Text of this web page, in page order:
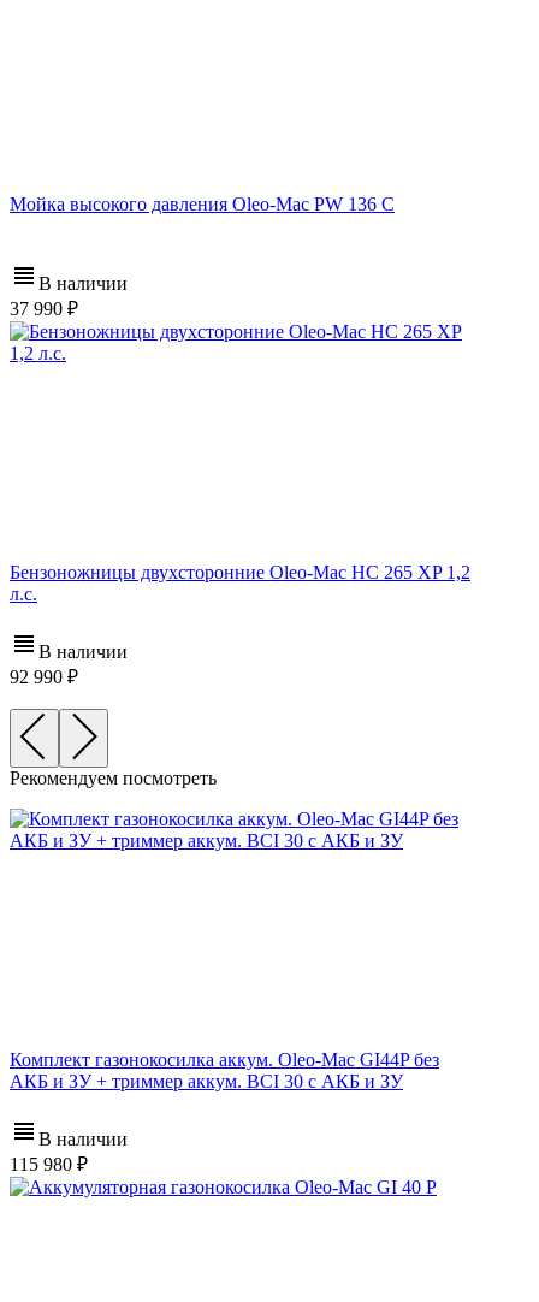
Мойка высокого давления Oleo-Mac PW 136 C
В наличии
37 990
Бензоножницы двухсторонние Oleo-Mac HC 265 XP 1,2
л.с.
В наличии
92 990
Рекомендуем посмотреть
Комплект газонокосилка аккум. Oleo-Mac GI44P без
АКБ и ЗУ + триммер аккум. BCI 30 c АКБ и ЗУ
В наличии
115 980